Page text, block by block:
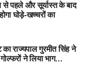
से पहले और सूर्यास्त के बाद
घोड़े-खच्चरों का
का राज्यपाल गुरमीत सिंह ने
ने लिया भाग…